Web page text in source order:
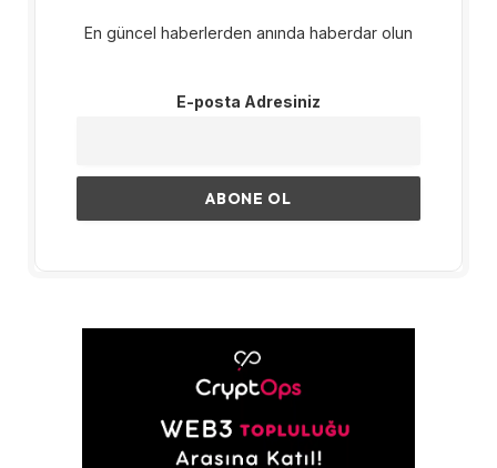
En güncel haberlerden anında haberdar olun
E-posta Adresiniz